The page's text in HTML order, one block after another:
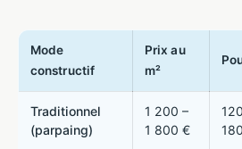
Mode
constructif
Prix au
m²
Traditionnel
(parpaing)
1 200 –
1 800 €